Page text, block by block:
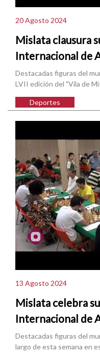
20 Agosto 2024
Mislata clausura
Internacional de
Destacadas figuras del
LVII edición del "Vila de
Deportes
13 Agosto 2024
Mislata celebra
Internacional de
Destacadas figuras del
largo de esta semana en